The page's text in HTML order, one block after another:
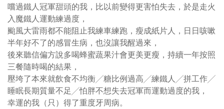
嚐過鐵人冠軍甜頭的我，比以前變得更害怕失去，於是走火
入魔鐵人運動練過度，
颱風大雷雨都不能阻止我練車練跑，瘦成紙片人，日日咳嗽
半年好不了的感冒生病，也沒讓我醒過來，
後來聽信偏方說多喝蜂蜜蔬果汁會更美更瘦，持續一年按照
三餐隨時喝的結果，
壓垮了本來就飲食不均衡╱糖比例過高╱練鐵人╱拼工作╱
睡眠長期質量不足╱怕胖不想失去冠軍而運動過度的我，
幸運的我（只）得了重度牙周病。